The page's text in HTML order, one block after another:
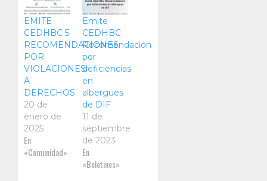
EMITE
CEDHBC 5
RECOMENDACIONES
POR
VIOLACIONES
A
DERECHOS
20 de
enero de
2025
En
«Comunidad»
Emite
CEDHBC
Recomendación
por
deficiencias
en
albergues
de DIF
11 de
septiembre
de 2023
En
«Boletines»